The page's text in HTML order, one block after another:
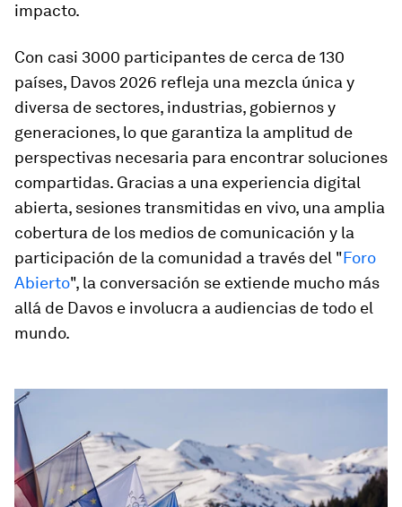
impacto.
Con casi 3000 participantes de cerca de 130
países, Davos 2026 refleja una mezcla única y
diversa de sectores, industrias, gobiernos y
generaciones, lo que garantiza la amplitud de
perspectivas necesaria para encontrar soluciones
compartidas. Gracias a una experiencia digital
abierta, sesiones transmitidas en vivo, una amplia
cobertura de los medios de comunicación y la
participación de la comunidad a través del "Foro
Abierto", la conversación se extiende mucho más
allá de Davos e involucra a audiencias de todo el
mundo.